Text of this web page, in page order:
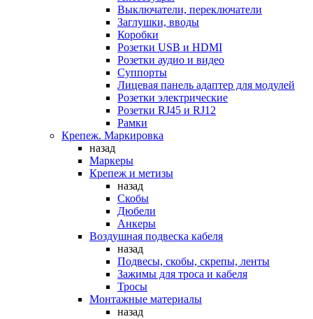
Выключатели, переключатели
Заглушки, вводы
Коробки
Розетки USB и HDMI
Розетки аудио и видео
Суппорты
Лицевая панель адаптер для модулей
Розетки электрические
Розетки RJ45 и RJ12
Рамки
Крепеж. Маркировка
назад
Маркеры
Крепеж и метизы
назад
Скобы
Дюбели
Анкеры
Воздушная подвеска кабеля
назад
Подвесы, скобы, скрепы, ленты
Зажимы для троса и кабеля
Тросы
Монтажные материалы
назад